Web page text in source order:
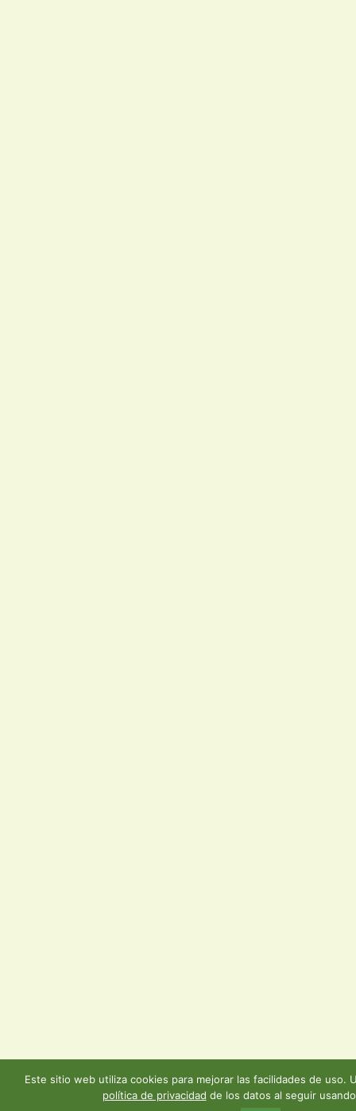
Este sitio web utiliza cookies para mejorar las facilidades de uso.
política de privacidad de los datos al seguir